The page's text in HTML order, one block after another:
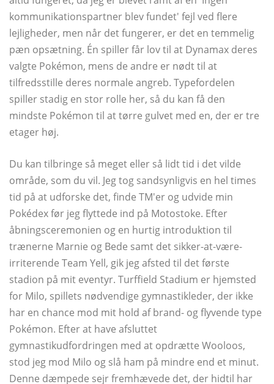
kommunikationspartner blev fundet' fejl ved flere
lejligheder, men når det fungerer, er det en temmelig
pæn opsætning. Én spiller får lov til at Dynamax deres
valgte Pokémon, mens de andre er nødt til at
tilfredsstille deres normale angreb. Typefordelen
spiller stadig en stor rolle her, så du kan få den
mindste Pokémon til at tørre gulvet med en, der er tre
etager høj.
Du kan tilbringe så meget eller så lidt tid i det vilde
område, som du vil. Jeg tog sandsynligvis en hel times
tid på at udforske det, finde TM'er og udvide min
Pokédex før jeg flyttede ind på Motostoke. Efter
åbningsceremonien og en hurtig introduktion til
trænerne Marnie og Bede samt det sikker-at-være-
irriterende Team Yell, gik jeg afsted til det første
stadion på mit eventyr. Turffield Stadium er hjemsted
for Milo, spillets nødvendige gymnastikleder, der ikke
har en chance mod mit hold af brand- og flyvende type
Pokémon. Efter at have afsluttet
gymnastikudfordringen med at opdrætte Wooloos,
stod jeg mod Milo og slå ham på mindre end et minut.
Denne dæmpede sejr fremhævede det, der hidtil har